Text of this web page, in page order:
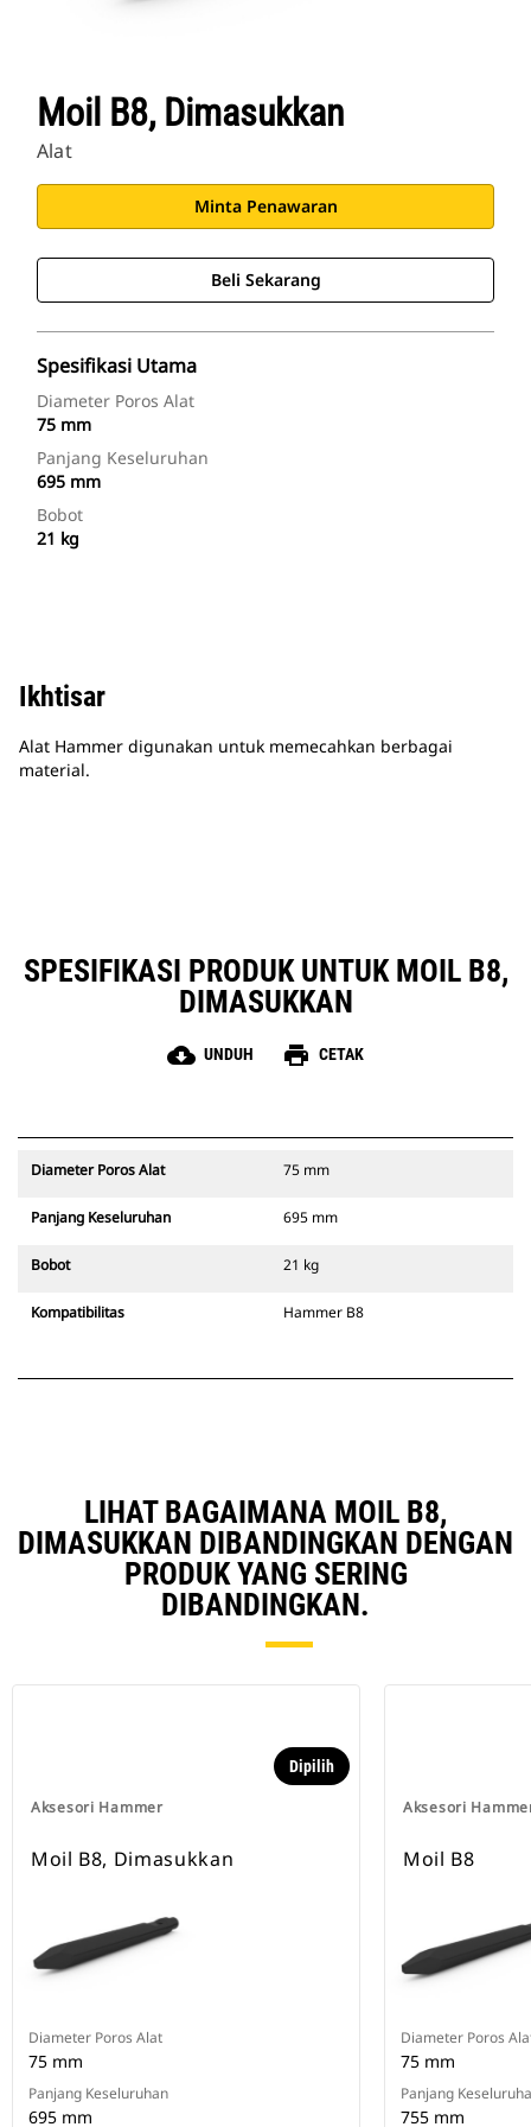
Moil B8, Dimasukkan
Alat
Minta Penawaran
Beli Sekarang
Spesifikasi Utama
Diameter Poros Alat
75 mm
Panjang Keseluruhan
695 mm
Bobot
21 kg
Ikhtisar
Alat Hammer digunakan untuk memecahkan berbagai
material.
SPESIFIKASI PRODUK UNTUK MOIL B8,
DIMASUKKAN
cloud_download UNDUH print CETAK
Diameter Poros Alat 75 mm
Panjang Keseluruhan 695 mm
Bobot 21 kg
Kompatibilitas Hammer B8
LIHAT BAGAIMANA MOIL B8,
DIMASUKKAN DIBANDINGKAN DENGAN
PRODUK YANG SERING
DIBANDINGKAN.
Aksesori Hammer
Dipilih
Moil B8, Dimasukkan
Diameter Poros Alat
75 mm
Panjang Keseluruhan
695 mm
Aksesori
Moil B8
Diameter Poros
75 mm
Panjang
755 mm